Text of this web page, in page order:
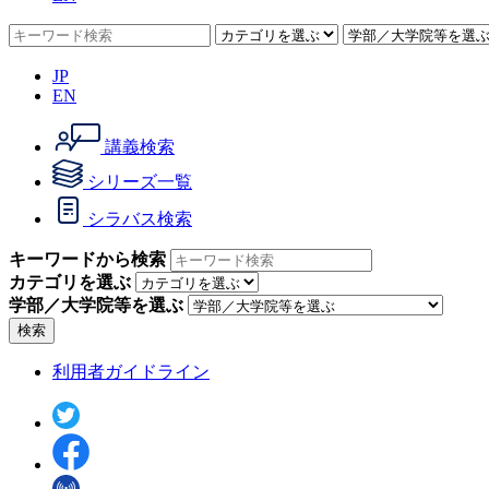
JP
EN
講義検索
シリーズ一覧
シラバス検索
キーワードから検索
カテゴリを選ぶ
学部／大学院等を選ぶ
検索
利用者ガイドライン